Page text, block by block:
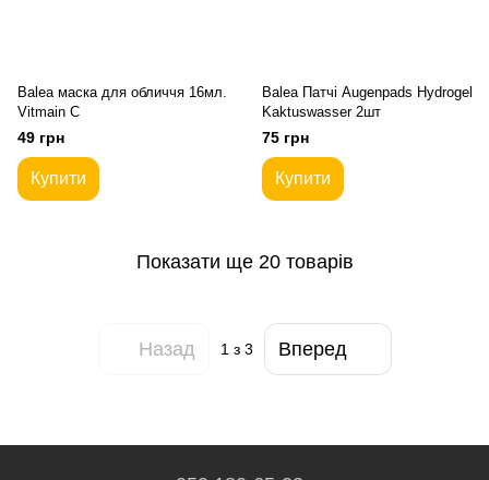
Balea маска для обличчя 16мл.
Vitmain C
49 грн
Купити
Balea Патчі Augenpads Hydrogel
Kaktuswasser 2шт
75 грн
Купити
Показати ще 20 товарів
Назад 1 з 3 Вперед